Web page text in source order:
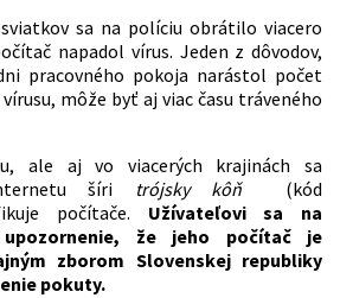
sa na políciu obrátilo viacero
napadol vírus. Jeden z dôvodov,
pracovného pokoja narástol počet
môže byť aj viac času tráveného
ale aj vo viacerých krajinách sa
šíri
trójsky kôň (kód
počítače. Užívateľovi sa na
že jeho počítač je
zborom Slovenskej republiky
pokuty.